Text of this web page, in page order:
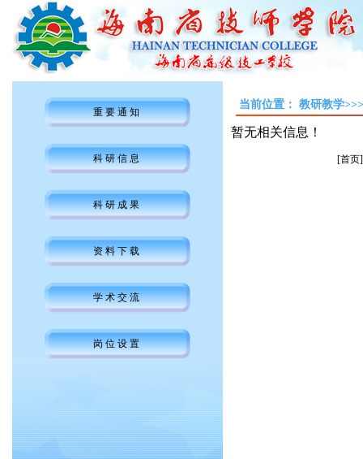
重要通知
科研信息
科研成果
资料下载
学术交流
岗位设置
当前位置： 教研教学
暂无相关信息！
[首页]